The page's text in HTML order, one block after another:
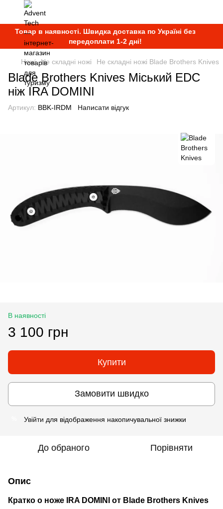
Товар в наявності. Швидка доставка по Україні без
передоплати 1-2 дні!
Ножі Не складні ножі Не складні ножі Blade Brothers Knives
Blade Brothers Knives Міський EDC
ніж IRA DOMINI
Артикул: BBK-IRDM Написати відгук
В наявності
3 100 грн
Купити
Замовити швидко
Увійти для відображення накопичувальної знижки
До обраного Порівняти
Опис
Кратко о ноже IRA DOMINI от Blade Brothers Knives